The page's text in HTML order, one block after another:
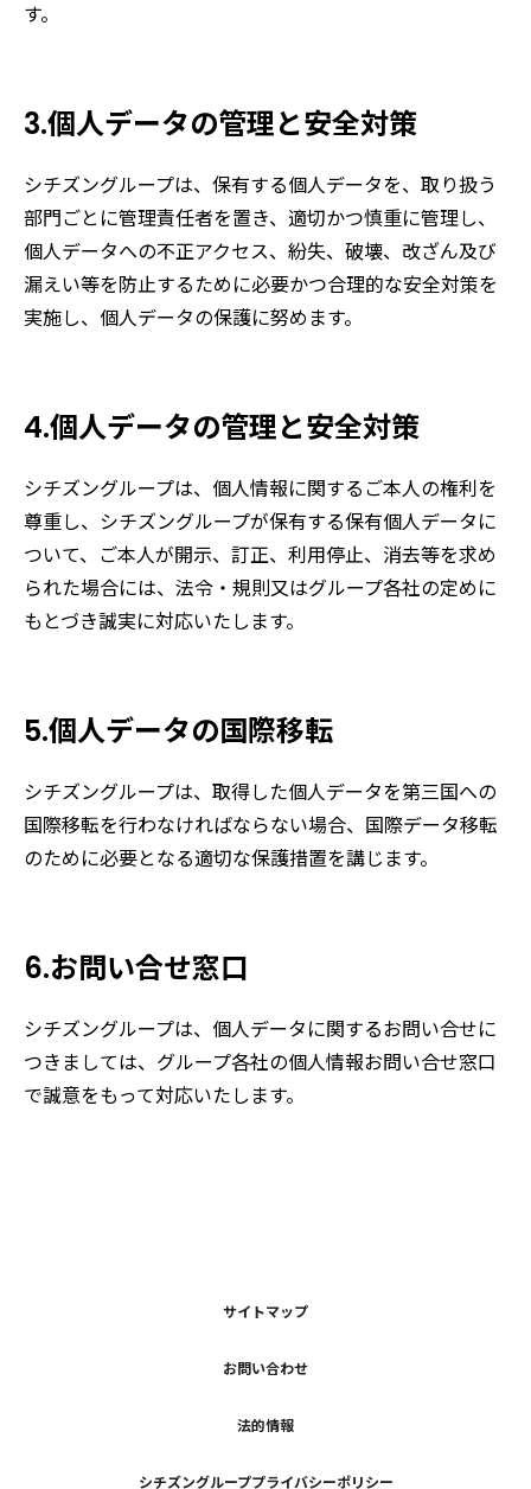
す。
3.個人データの管理と安全対策
シチズングループは、保有する個人データを、取り扱う
部門ごとに管理責任者を置き、適切かつ慎重に管理し、
個人データへの不正アクセス、紛失、破壊、改ざん及び
漏えい等を防止するために必要かつ合理的な安全対策を
実施し、個人データの保護に努めます。
4.個人データの管理と安全対策
シチズングループは、個人情報に関するご本人の権利を
尊重し、シチズングループが保有する保有個人データに
ついて、ご本人が開示、訂正、利用停止、消去等を求め
られた場合には、法令・規則又はグループ各社の定めに
もとづき誠実に対応いたします。
5.個人データの国際移転
シチズングループは、取得した個人データを第三国への
国際移転を行わなければならない場合、国際データ移転
のために必要となる適切な保護措置を講じます。
6.お問い合せ窓口
シチズングループは、個人データに関するお問い合せに
つきましては、グループ各社の個人情報お問い合せ窓口
で誠意をもって対応いたします。
サイトマップ
お問い合わせ
法的情報
シチズングループプライバシーポリシー